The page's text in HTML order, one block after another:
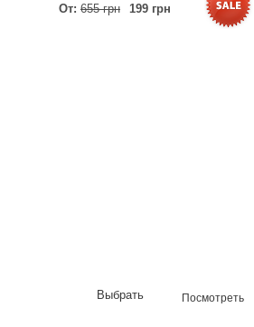
От: 655 грн 199 грн
Выбрать Посмотреть